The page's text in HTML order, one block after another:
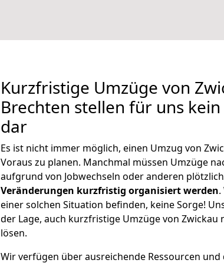
Kurzfristige Umzüge von
Brechten stellen für uns
dar
Es ist nicht immer möglich, einen Umzug von
Voraus zu planen. Manchmal müssen Umzüge
aufgrund von Jobwechseln oder anderen
Veränderungen kurzfristig organisiert werden.
einer solchen Situation befinden, keine Sorge!
der Lage, auch kurzfristige Umzüge von Zwickau
lösen.
Wir verfügen über ausreichende Ressourcen